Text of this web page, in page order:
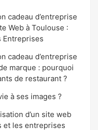
cadeau d’entreprise
Web à Toulouse :
Entreprises
cadeau d’entreprise
marque : pourquoi
de restaurant ?
à ses images ?
d’un site web
et les entreprises